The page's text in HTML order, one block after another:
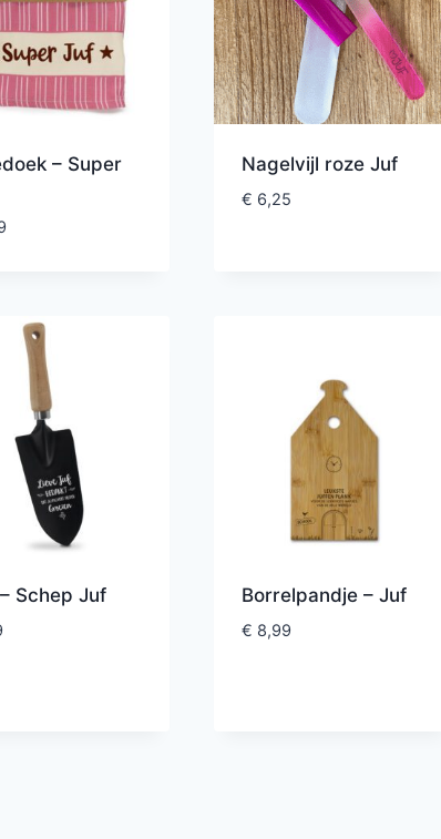
– Super
Nagelvijl roze Juf
€ 6,25
Schep Juf Borrelpandje – Juf
€ 8,99